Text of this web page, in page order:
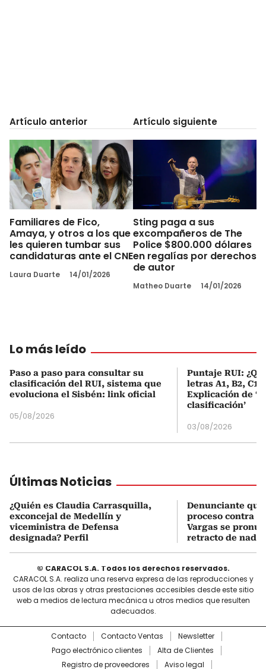
Artículo anterior
Familiares de Fico,
Amaya, y otros a los que
les quieren tumbar sus
candidaturas ante el CNE
Laura Duarte 14/01/2026
Artículo siguiente
Sting paga a sus
excompañeros de The
Police $800.000 dólares
en regalías por derechos
de autor
Matheo Duarte 14/01/2026
Lo más leído
Paso a paso para consultar su
clasificación del RUI, sistema que
evoluciona el Sisbén: link oficial
05/08/2026
Puntaje RUI:
letras A1, B2, C1
Explicación de
clasificación’
03/08/2026
Últimas Noticias
¿Quién es Claudia Carrasquilla,
exconcejal de Medellín y
viceministra de Defensa
designada? Perfil
Denunciante
proceso contra
Vargas se
retracto de nada”
© CARACOL S.A. Todos los derechos reservados.
CARACOL S.A. realiza una reserva expresa de las reproducciones y
usos de las obras y otras prestaciones accesibles desde este sitio
web a medios de lectura mecánica u otros medios que resulten
adecuados.
Contacto Contacto Ventas
Newsletter
Pago electrónico clientes
Alta de Clientes
Registro de proveedores
Aviso legal